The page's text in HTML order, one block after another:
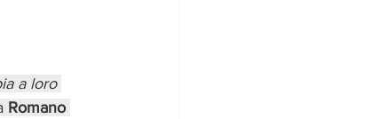
a loro
Romano